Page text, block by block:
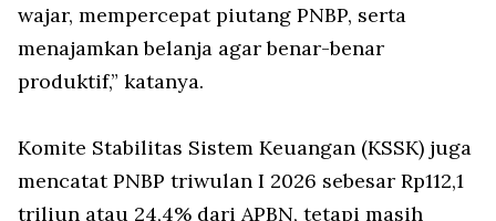
wajar, mempercepat piutang PNBP, serta
menajamkan belanja agar benar-benar
produktif,” katanya.
Komite Stabilitas Sistem Keuangan (KSSK) juga
mencatat PNBP triwulan I 2026 sebesar Rp112,1
triliun atau 24,4% dari APBN, tetapi masih